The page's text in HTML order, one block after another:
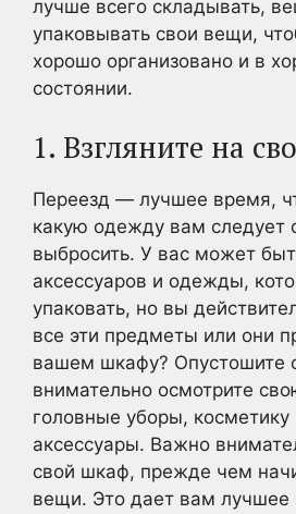
лучше всего складывать,
упаковывать свои вещи,
хорошо организовано и в
состоянии.
1. Взгляните на
Переезд — лучшее время,
какую одежду вам следует
выбросить. У вас может
аксессуаров и одежды,
упаковать, но вы
все эти предметы или они
вашем шкафу? Опустошите
внимательно осмотрите
головные уборы, косметику
аксессуары. Важно
свой шкаф, прежде чем
вещи. Это дает вам лучшее